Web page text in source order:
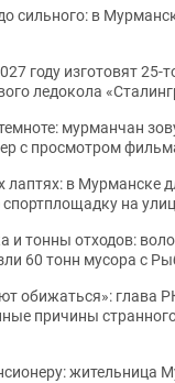
сильного: в
году изготовят 25-
ледокола
мурманчан
с просмотром
лаптях: в Мурманске
на
и тонны отходов:
60 тонн мусора с
обижаться»: глава
причины
жительница